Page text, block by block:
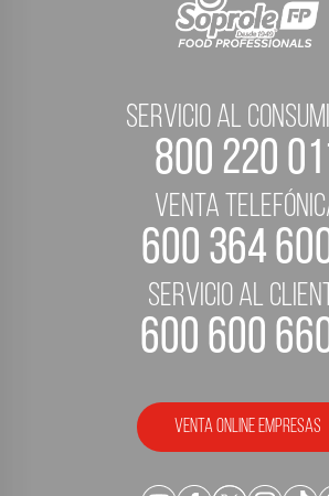
servicio al
800 220
Venta
600 364
servicio al
600 600
Venta Online empresas